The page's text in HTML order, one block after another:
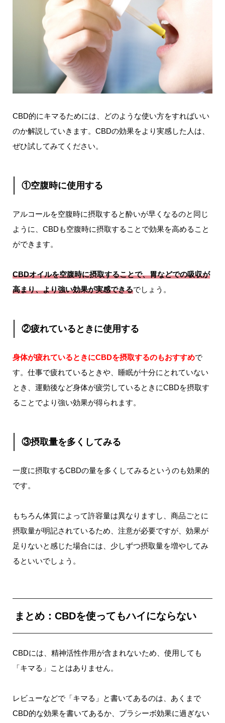
CBD的にキマるためには、どのような使い方をすればいい
のか解説していきます。CBDの効果をより実感した人は、
ぜひ試してみてください。
①空腹時に使用する
アルコールを空腹時に摂取すると酔いが早くなるのと同じ
ように、CBDも空腹時に摂取することで効果を高めること
ができます。
CBDオイルを空腹時に摂取することで、胃などでの吸収が
高まり、より強い効果が実感できるでしょう。
②疲れているときに使用する
身体が疲れているときにCBDを摂取するのもおすすめで
す。 仕事で疲れているときや、睡眠が十分にとれていない
とき、運動後など身体が疲労しているときにCBDを摂取す
ることでより強い効果が得られます。
③摂取量を多くしてみる
一度に摂取するCBDの量を多くしてみるというのも効果的
です。
もちろん体質によって許容量は異なりますし、商品ごとに
摂取量が明記されているため、注意が必要ですが、効果が
足りないと感じた場合には、少しずつ摂取量を増やしてみ
るといいでしょう。
まとめ：CBDを使ってもハイにならない
CBDには、精神活性作用が含まれないため、使用しても
「キマる」ことはありません。
レビューなどで「キマる」と書いてあるのは、あくまで
CBD的な効果を書いてあるか、プラシーボ効果に過ぎない